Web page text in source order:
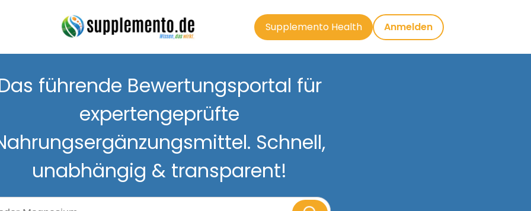
Supplemento Health Anmelden
führende Bewertungsportal für
expertengeprüfte
Schnell,
unabhängig & transparent!